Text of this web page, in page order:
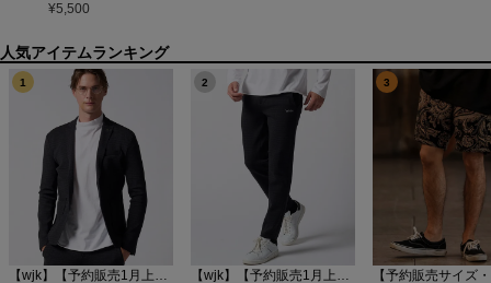
¥5,500
1
【wjk】【予約販売1月上旬～中旬入荷】function knit jacket(jacquard check) ニットジャケット(207 mw08j)
2
【wjk】【予約販売1月上旬～中旬入荷】function knit easy slacks(jacquard check) ニットイージーパンツ(504 mw08j)
3